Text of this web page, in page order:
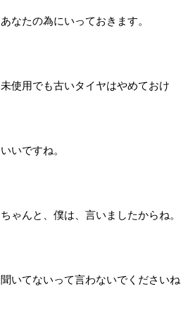
あなたの為にいっておきます。
未使用でも古いタイヤはやめておけ
いいですね。
ちゃんと、僕は、言いましたからね。
聞いてないって言わないでください